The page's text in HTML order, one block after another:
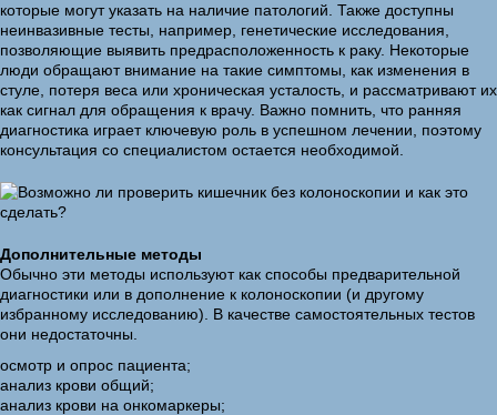
которые могут указать на наличие патологий. Также доступны
неинвазивные тесты, например, генетические исследования,
позволяющие выявить предрасположенность к раку. Некоторые
люди обращают внимание на такие симптомы, как изменения в
стуле, потеря веса или хроническая усталость, и рассматривают их
как сигнал для обращения к врачу. Важно помнить, что ранняя
диагностика играет ключевую роль в успешном лечении, поэтому
консультация со специалистом остается необходимой.
Дополнительные методы
Обычно эти методы используют как способы предварительной
диагностики или в дополнение к колоноскопии (и другому
избранному исследованию). В качестве самостоятельных тестов
они недостаточны.
осмотр и опрос пациента;
анализ крови общий;
анализ крови на онкомаркеры;